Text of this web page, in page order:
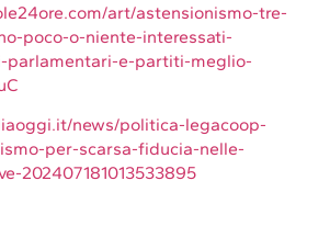
art/astensionismo-tre-
poco-o-niente-interessati-
parlamentari-e-partiti-meglio-
news/politica-legacoop-
per-scarsa-fiducia-nelle-
202407181013533895